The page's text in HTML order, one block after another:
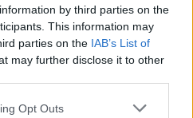
by third parties on the
This information may
parties on the IAB’s List of
may further disclose it to other
Opt Outs